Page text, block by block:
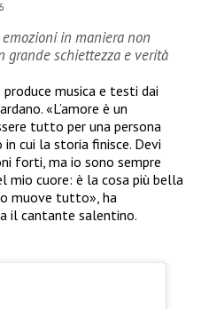
in maniera non
grande schiettezza e verità
musica e testi dai
«L’amore è un
tutto per una persona
cui la storia finisce. Devi
forti, ma io sono sempre
mio cuore: è la cosa più bella
muove tutto», ha
il cantante salentino.